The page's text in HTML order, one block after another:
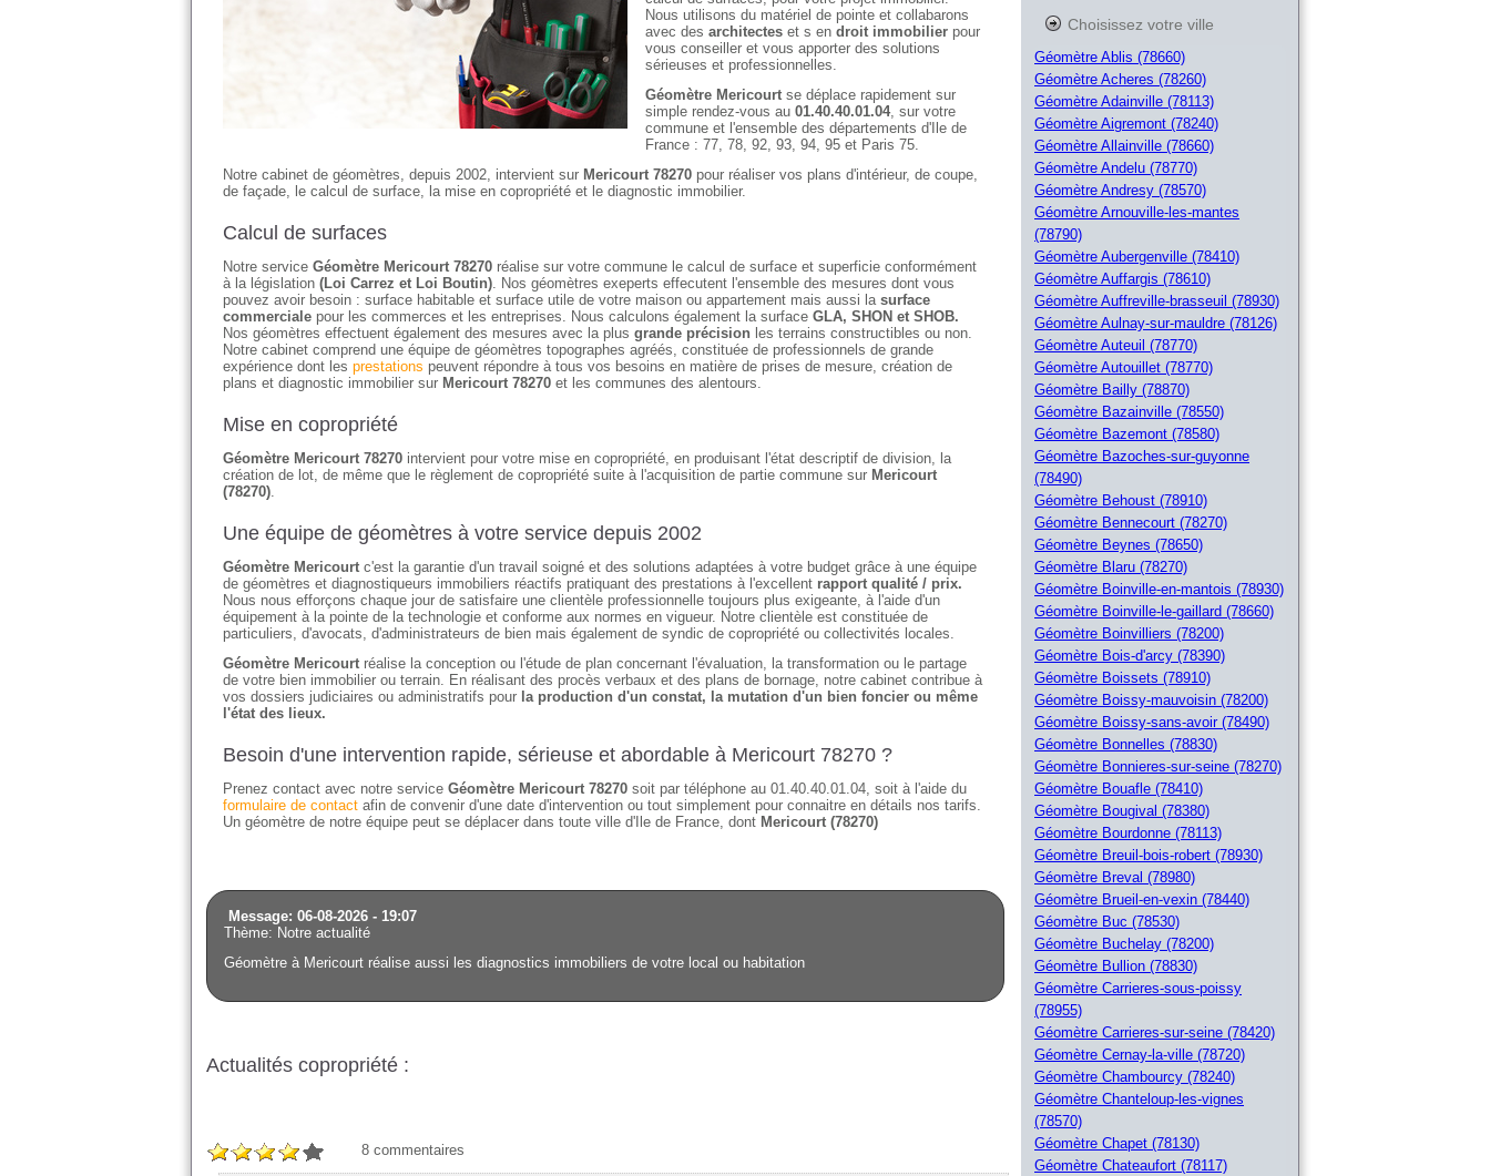
Nous utilisons du matériel de pointe et collabarons
avec des architectes et s en droit immobilier pour
vous conseiller et vous apporter des solutions
sérieuses et professionnelles.
Géomètre Mericourt se déplace rapidement sur
simple rendez-vous au 01.40.40.01.04, sur votre
commune et l'ensemble des départements d'Ile de
France : 77, 78, 92, 93, 94, 95 et Paris 75.
Notre cabinet de géomètres, depuis 2002, intervient sur Mericourt 78270 pour réaliser vos plans d'intérieur, de coupe,
de façade, le calcul de surface, la mise en copropriété et le diagnostic immobilier.
Calcul de surfaces
Notre service Géomètre Mericourt 78270 réalise sur votre commune le calcul de surface et superficie conformément
à la législation (Loi Carrez et Loi Boutin). Nos géomètres exeperts effecutent l'ensemble des mesures dont vous
pouvez avoir besoin : surface habitable et surface utile de votre maison ou appartement mais aussi la surface
commerciale pour les commerces et les entreprises. Nous calculons également la surface GLA, SHON et SHOB.
Nos géomètres effectuent également des mesures avec la plus grande précision les terrains constructibles ou non.
Notre cabinet comprend une équipe de géomètres topographes agréés, constituée de professionnels de grande
expérience dont les prestations peuvent répondre à tous vos besoins en matière de prises de mesure, création de
plans et diagnostic immobilier sur Mericourt 78270 et les communes des alentours.
Mise en copropriété
Géomètre Mericourt 78270 intervient pour votre mise en copropriété, en produisant l'état descriptif de division, la
création de lot, de même que le règlement de copropriété suite à l'acquisition de partie commune sur Mericourt
(78270).
Une équipe de géomètres à votre service depuis 2002
Géomètre Mericourt c'est la garantie d'un travail soigné et des solutions adaptées à votre budget grâce à une équipe
de géomètres et diagnostiqueurs immobiliers réactifs pratiquant des prestations à l'excellent rapport qualité / prix.
Nous nous efforçons chaque jour de satisfaire une clientèle professionnelle toujours plus exigeante, à l'aide d'un
équipement à la pointe de la technologie et conforme aux normes en vigueur. Notre clientèle est constituée de
particuliers, d'avocats, d'administrateurs de bien mais également de syndic de copropriété ou collectivités locales.
Géomètre Mericourt réalise la conception ou l'étude de plan concernant l'évaluation, la transformation ou le partage
de votre bien immobilier ou terrain. En réalisant des procès verbaux et des plans de bornage, notre cabinet contribue à
vos dossiers judiciaires ou administratifs pour la production d'un constat, la mutation d'un bien foncier ou même
l'état des lieux.
Besoin d'une intervention rapide, sérieuse et abordable à Mericourt 78270 ?
Prenez contact avec notre service Géomètre Mericourt 78270 soit par téléphone au 01.40.40.01.04, soit à l'aide du
formulaire de contact afin de convenir d'une date d'intervention ou tout simplement pour connaitre en détails nos tarifs.
Un géomètre de notre équipe peut se déplacer dans toute ville d'Ile de France, dont Mericourt (78270)
Message: 06-08-2026 - 19:07
Thème: Notre actualité
Géomètre à Mericourt réalise aussi les diagnostics immobiliers de votre local ou habitation
Actualités copropriété :
8 commentaires
Choisissez votre ville
Géomètre Ablis (78660)
Géomètre Acheres (78260)
Géomètre Adainville (78113)
Géomètre Aigremont (78240)
Géomètre Allainville (78660)
Géomètre Andelu (78770)
Géomètre Andresy (78570)
Géomètre Arnouville-les-mantes
(78790)
Géomètre Aubergenville (78410)
Géomètre Auffargis (78610)
Géomètre Auffreville-brasseuil (78930)
Géomètre Aulnay-sur-mauldre (78126)
Géomètre Auteuil (78770)
Géomètre Autouillet (78770)
Géomètre Bailly (78870)
Géomètre Bazainville (78550)
Géomètre Bazemont (78580)
Géomètre Bazoches-sur-guyonne
(78490)
Géomètre Behoust (78910)
Géomètre Bennecourt (78270)
Géomètre Beynes (78650)
Géomètre Blaru (78270)
Géomètre Boinville-en-mantois (78930)
Géomètre Boinville-le-gaillard (78660)
Géomètre Boinvilliers (78200)
Géomètre Bois-d'arcy (78390)
Géomètre Boissets (78910)
Géomètre Boissy-mauvoisin (78200)
Géomètre Boissy-sans-avoir (78490)
Géomètre Bonnelles (78830)
Géomètre Bonnieres-sur-seine (78270)
Géomètre Bouafle (78410)
Géomètre Bougival (78380)
Géomètre Bourdonne (78113)
Géomètre Breuil-bois-robert (78930)
Géomètre Breval (78980)
Géomètre Brueil-en-vexin (78440)
Géomètre Buc (78530)
Géomètre Buchelay (78200)
Géomètre Bullion (78830)
Géomètre Carrieres-sous-poissy
(78955)
Géomètre Carrieres-sur-seine (78420)
Géomètre Cernay-la-ville (78720)
Géomètre Chambourcy (78240)
Géomètre Chanteloup-les-vignes
(78570)
Géomètre Chapet (78130)
Géomètre Chateaufort (78117)